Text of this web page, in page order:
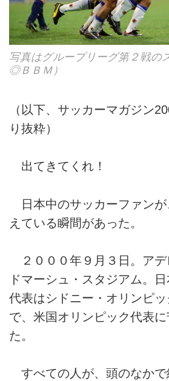
写真はグループリーグ第２戦の
◎ＢＢＭ）
（以下、サッカーマガジン
り抜粋）
出てきてくれ！
日本中のサッカーファンが
えている瞬間があった。
２０００年９月３日。アデ
ドマーシュ・スタジアム。
代表はシドニー・オリンピ
で、米国オリンピック代表
た。
すべての人が、頭のなかで